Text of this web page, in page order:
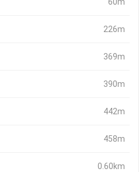
226m
369m
390m
442m
458m
0.60km